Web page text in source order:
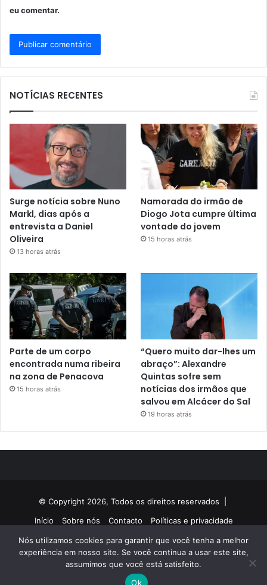
eu comentar.
NOTÍCIAS RECENTES
Surge notícia sobre Nuno
Markl, dias após a
entrevista a Daniel
Oliveira
13 horas atrás
Namorada do irmão de
Diogo Jota cumpre última
vontade do jovem
15 horas atrás
Parte de um corpo
encontrada numa ribeira
na zona de Penacova
15 horas atrás
“Quero muito dar-lhes um
abraço”: Alexandre
Quintas sofre sem
notícias dos irmãos que
salvou em Alcácer do Sal
19 horas atrás
© Copyright 2026, Todos os direitos reservados |
Início
Sobre nós Contacto Políticas e privacidade
Facebook
TwitterYouTubeInstagram
Nós utilizamos cookies para garantir que você tenha a melhor
experiência em nosso site. Se você continua a usar este site,
assumimos que você está satisfeito.
Ok